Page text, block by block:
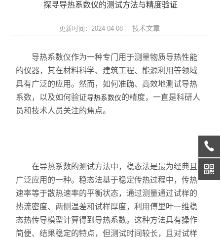
元素分析仪
数显式抗折仪
耐火材料检测仪器
多孔陶瓷工程陶瓷试验仪
玻璃检测仪器
探寻导热系数仪的测试方法与精度验证
更新时间：2024-04-08 技术文章
导热系数仪作为一种专门用于测量物质导热性能
的仪器，其在材料科学、建筑工程、能源利用等领域
具有广泛的应用。然而，如何准确、高效地测试导热
系数，以及如何验证导热系数仪的精度，一直是科研人
员和技术人员关注的焦点。
在导热系数的测试方法中，稳态法是最为经典且
广泛应用的一种。稳态法基于稳定传热过程中，传热
速率等于散热速率的平衡状态，通过测量通过试样的
热流密度、两侧温差和试样厚度，利用傅里叶一维稳
态热传导模型计算得到导热系数。这种方法具有操作
简便、结果稳定的特点，但测试时间较长，且对试样